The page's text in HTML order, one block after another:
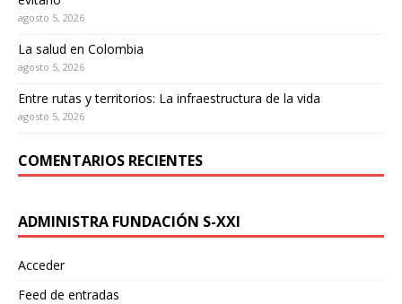
agosto 5, 2026
La salud en Colombia
agosto 5, 2026
Entre rutas y territorios: La infraestructura de la vida
agosto 5, 2026
COMENTARIOS RECIENTES
ADMINISTRA FUNDACIÓN S-XXI
Acceder
Feed de entradas